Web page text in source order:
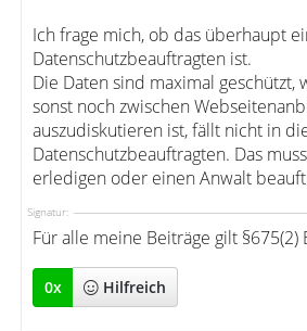
Ich frage mich, ob das überhaupt
Datenschutzbeauftragten ist.
Die Daten sind maximal geschützt,
sonst noch zwischen
auszudiskutieren ist, fällt nicht in
Datenschutzbeauftragten. Das
erledigen oder einen Anwalt
Signatur:
Für alle meine Beiträge gilt §675(2)
0x Hilfreich